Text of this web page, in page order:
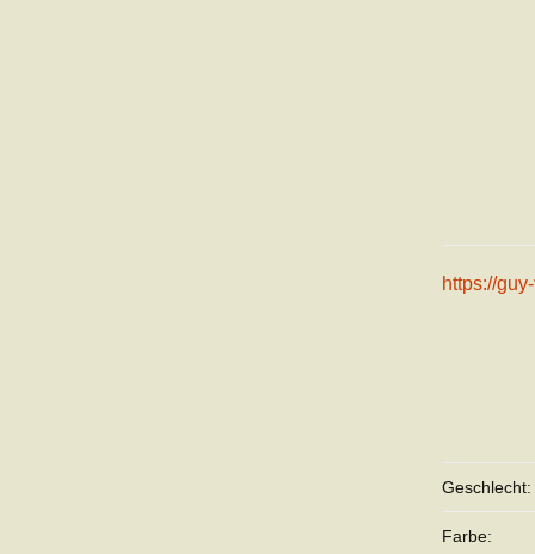
https://
Geschlecht:
Farbe: